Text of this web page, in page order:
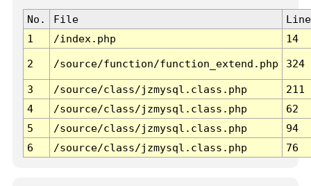
No. File
Line
1
/index.php 14
2 /source/function/function_extend.php 324
3 /source/class/jzmysql.class.php
211
4
/source/class/jzmysql.class.php
62
5
/source/class/jzmysql.class.php
94
6
/source/class/jzmysql.class.php 76